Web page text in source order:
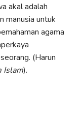
akal adalah
manusia untuk
agama
(Harun
Islam).